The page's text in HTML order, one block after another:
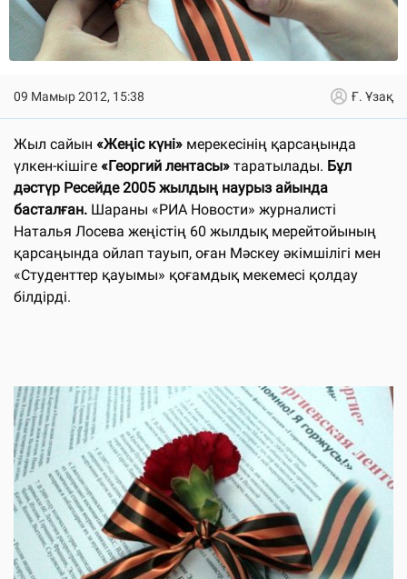
09 Мамыр 2012, 15:38 Ғ. Ұзақ
Жыл сайын «Жеңіс күні» мерекесінің қарсаңында
үлкен-кішіге «Георгий лентасы» таратылады. Бұл
дәстүр Ресейде 2005 жылдың наурыз айында
басталған. Шараны «РИА Новости» журналисті
Наталья Лосева жеңістің 60 жылдық мерейтойының
қарсаңында ойлап тауып, оған Мәскеу әкімшілігі мен
«Студенттер қауымы» қоғамдық мекемесі қолдау
білдірді.